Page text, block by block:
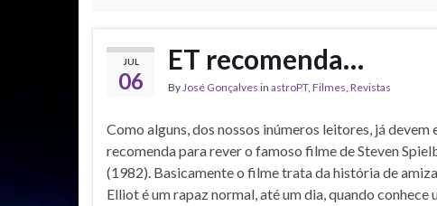
JUL
06
ET recomenda…
ByJosé Gonçalves in astroPT, Filmes, Revistas
Como alguns, dos nossos inúmeros leitores, já
recomenda para rever o famoso filme de Steven
(1982). Basicamente o filme trata da história de
Elliot é um rapaz normal, até um dia, quando conhece